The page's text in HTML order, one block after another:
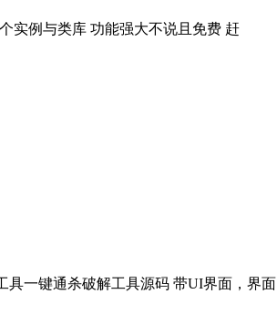
实例与类库 功能强大不说且免费 赶
具一键通杀破解工具源码 带UI界面，界面